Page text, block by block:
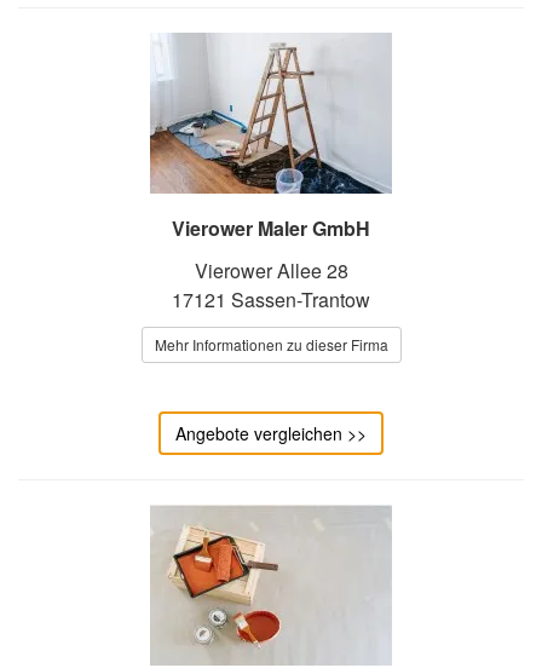
Vierower Maler GmbH
Vierower Allee 28
17121 Sassen-Trantow
Mehr Informationen zu dieser Firma
Angebote vergleichen >>